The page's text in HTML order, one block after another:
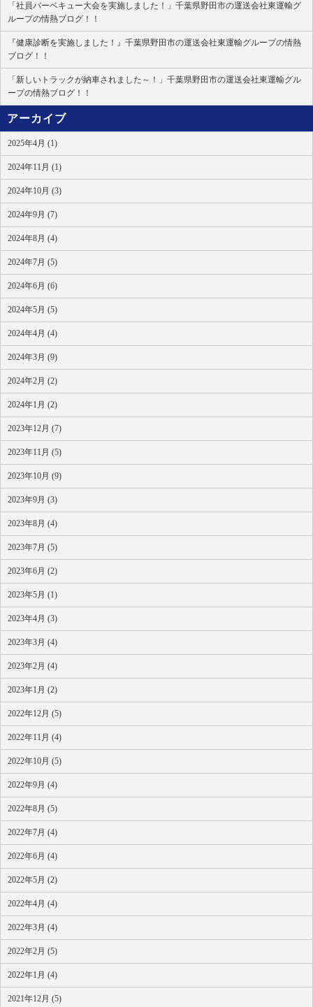
「社員バーベキュー大会を実施しました！」千葉県野田市の運送会社東運輸グ
ループの情熱ブログ！！
『健康診断を実施しました！』千葉県野田市の運送会社東運輸グループの情熱
ブログ！！
「新しいトラックが納車されました～！」千葉県野田市の運送会社東運輸グル
ープの情熱ブログ！！
アーカイブ
2025年4月 (1)
2024年11月 (1)
2024年10月 (3)
2024年9月 (7)
2024年8月 (4)
2024年7月 (5)
2024年6月 (6)
2024年5月 (5)
2024年4月 (4)
2024年3月 (9)
2024年2月 (2)
2024年1月 (2)
2023年12月 (7)
2023年11月 (5)
2023年10月 (9)
2023年9月 (3)
2023年8月 (4)
2023年7月 (5)
2023年6月 (2)
2023年5月 (1)
2023年4月 (3)
2023年3月 (4)
2023年2月 (4)
2023年1月 (2)
2022年12月 (5)
2022年11月 (4)
2022年10月 (5)
2022年9月 (4)
2022年8月 (5)
2022年7月 (4)
2022年6月 (4)
2022年5月 (2)
2022年4月 (4)
2022年3月 (4)
2022年2月 (5)
2022年1月 (4)
2021年12月 (5)